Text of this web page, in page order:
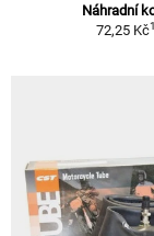
Náhradní
72,25 Kč1